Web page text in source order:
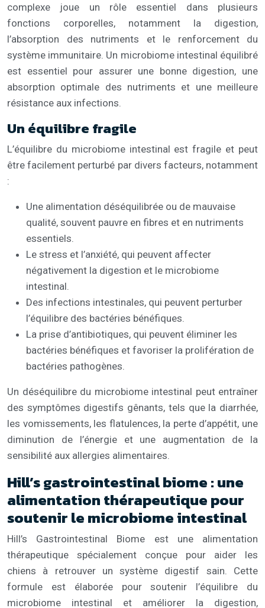
complexe joue un rôle essentiel dans plusieurs
fonctions corporelles, notamment la digestion,
l’absorption des nutriments et le renforcement du
système immunitaire. Un microbiome intestinal équilibré
est essentiel pour assurer une bonne digestion, une
absorption optimale des nutriments et une meilleure
résistance aux infections.
Un équilibre fragile
L’équilibre du microbiome intestinal est fragile et peut
être facilement perturbé par divers facteurs, notamment
:
Une alimentation déséquilibrée ou de mauvaise
qualité, souvent pauvre en fibres et en nutriments
essentiels.
Le stress et l’anxiété, qui peuvent affecter
négativement la digestion et le microbiome
intestinal.
Des infections intestinales, qui peuvent perturber
l’équilibre des bactéries bénéfiques.
La prise d’antibiotiques, qui peuvent éliminer les
bactéries bénéfiques et favoriser la prolifération de
bactéries pathogènes.
Un déséquilibre du microbiome intestinal peut entraîner
des symptômes digestifs gênants, tels que la diarrhée,
les vomissements, les flatulences, la perte d’appétit, une
diminution de l’énergie et une augmentation de la
sensibilité aux allergies alimentaires.
Hill’s gastrointestinal biome : une
alimentation thérapeutique pour
soutenir le microbiome intestinal
Hill’s Gastrointestinal Biome est une alimentation
thérapeutique spécialement conçue pour aider les
chiens à retrouver un système digestif sain. Cette
formule est élaborée pour soutenir l’équilibre du
microbiome intestinal et améliorer la digestion,